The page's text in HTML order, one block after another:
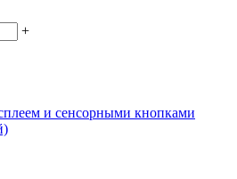
+
и сенсорными кнопками